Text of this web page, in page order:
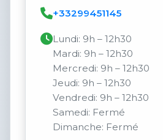
+33299451145
Lundi: 9h – 12h30
Mardi: 9h – 12h30
Mercredi: 9h – 12h30
Jeudi: 9h – 12h30
Vendredi: 9h – 12h30
Samedi: Fermé
Dimanche: Fermé